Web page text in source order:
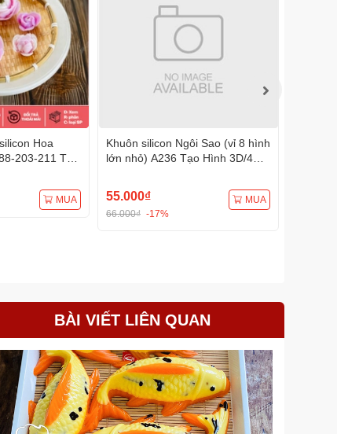
Hoa
203-211 Tạo
MUA
Khuôn silicon Ngôi Sao (vỉ 8 hình
lớn nhỏ) A236 Tạo Hình 3D/4D
55.000₫
66.000₫ -17%
MUA
BÀI VIẾT LIÊN QUAN